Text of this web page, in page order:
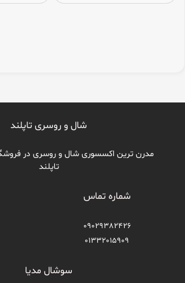
شال و روسری تاپلند
مدرن ترین اکسسوری شال و روسری در
تاپلند
شماره تماس
09029382426
01332015909
سوشال مدیا